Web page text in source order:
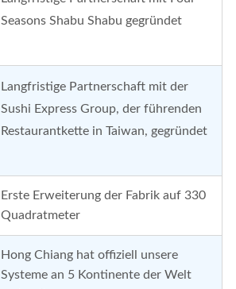
Seasons Shabu Shabu gegründet
Langfristige Partnerschaft mit der
Sushi Express Group, der führenden
Restaurantkette in Taiwan, gegründet
Erste Erweiterung der Fabrik auf 330
Quadratmeter
Hong Chiang hat offiziell unsere
Systeme an 5 Kontinente der Welt